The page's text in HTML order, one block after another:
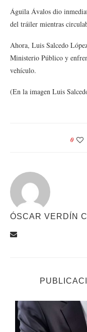
Águila Ávalos dio
del tráiler mientras
Ahora, Luis Salcedo
Ministerio Público y
vehículo.
(En la imagen Luis
0
ÓSCAR VERDÍN